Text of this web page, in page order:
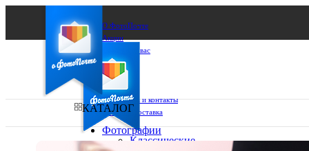
О ФотоПочте
Акции
Сделаем за вас
Бизнесу
FAQ
Франшиза
Поддержка и контакты
Оплата и доставка
КАТАЛОГ
Фотографии
Классические